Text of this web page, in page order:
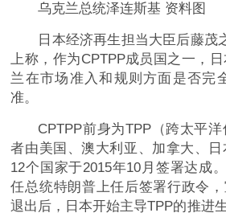
乌克兰总统泽连斯基 资料图
日本经济再生担当大臣后藤茂
上称，作为CPTPP成员国之一，
兰在市场准入和规则方面是否完
准。
CPTPP前身为TPP（跨太平
者由美国、澳大利亚、加拿大、
12个国家于2015年10月签署达成
任总统特朗普上任后签署行政令
退出后，日本开始主导TPP的推进